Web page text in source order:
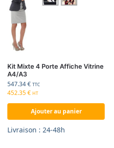
Kit Mixte 4 Porte Affiche Vitrine
A4/A3
547.34€ TTC
452.35€ HT
Ajouter au panier
Livraison : 24-48h